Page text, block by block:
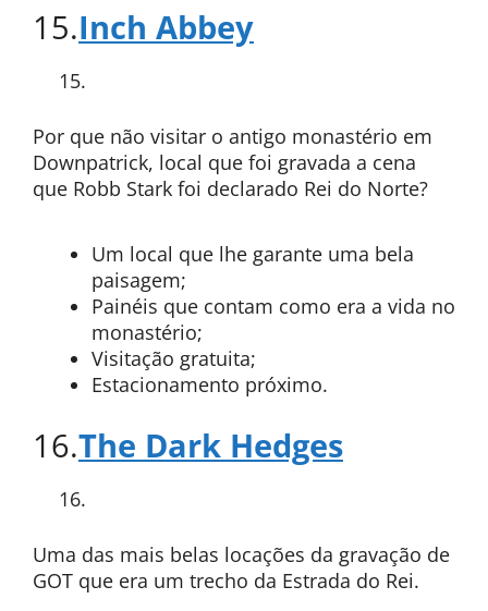
15.Inch Abbey
Por que não visitar o antigo monastério em
Downpatrick, local que foi gravada a cena
que Robb Stark foi declarado Rei do Norte?
Um local que lhe garante uma bela
paisagem;
Painéis que contam como era a vida no
monastério;
Visitação gratuita;
Estacionamento próximo.
16.The Dark Hedges
Uma das mais belas locações da gravação de
GOT que era um trecho da Estrada do Rei.